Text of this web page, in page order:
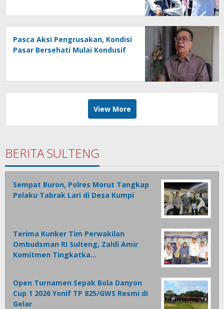
Pasca Aksi Pengrusakan, Kondisi
Pasar Bersehati Mulai Kondusif
View More
BERITA SULTENG
Sempat Buron, Polres Morut Tangkap
Pelaku Tabrak Lari di Desa Kumpi
Terima Kunker Tim Perwakilan
Ombudsman RI Sulteng, Zaldi Amir
Komitmen Tingkatka…
Open Turnamen Sepak Bola Danyon
Cup 1 2026 Yonif TP 825/GWS Resmi di
Gelar